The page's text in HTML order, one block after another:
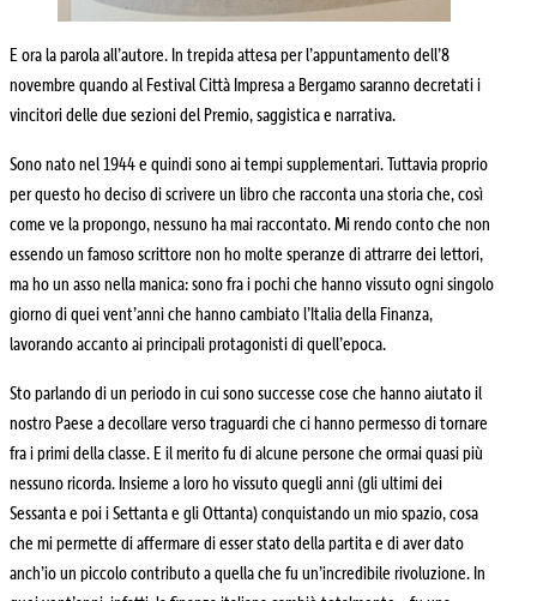
E ora la parola all’autore. In trepida attesa per l’appuntamento dell’8
novembre quando al Festival Città Impresa a Bergamo saranno decretati i
vincitori delle due sezioni del Premio, saggistica e narrativa.
Sono nato nel 1944 e quindi sono ai tempi supplementari. Tuttavia proprio
per questo ho deciso di scrivere un libro che racconta una storia che, così
come ve la propongo, nessuno ha mai raccontato. Mi rendo conto che non
essendo un famoso scrittore non ho molte speranze di attrarre dei lettori,
ma ho un asso nella manica: sono fra i pochi che hanno vissuto ogni singolo
giorno di quei vent’anni che hanno cambiato l’Italia della Finanza,
lavorando accanto ai principali protagonisti di quell’epoca.
Sto parlando di un periodo in cui sono successe cose che hanno aiutato il
nostro Paese a decollare verso traguardi che ci hanno permesso di tornare
fra i primi della classe. E il merito fu di alcune persone che ormai quasi più
nessuno ricorda. Insieme a loro ho vissuto quegli anni (gli ultimi dei
Sessanta e poi i Settanta e gli Ottanta) conquistando un mio spazio, cosa
che mi permette di affermare di esser stato della partita e di aver dato
anch’io un piccolo contributo a quella che fu un’incredibile rivoluzione. In